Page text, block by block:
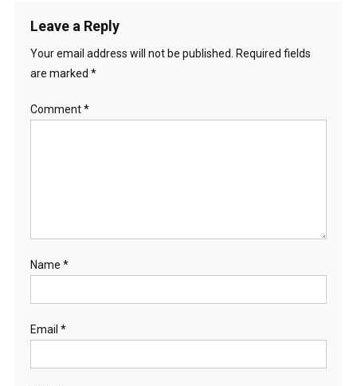
Leave a Reply
Your email address will not be published.
Required fields
are marked *
Comment*
Name *
Email *